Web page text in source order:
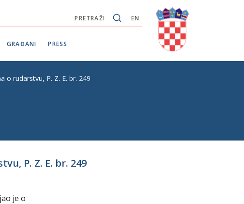
EN
PRETRAŽI
GRAĐANI PRESS
o rudarstvu, P. Z. E. br. 249
P. Z. E. br. 249
je o